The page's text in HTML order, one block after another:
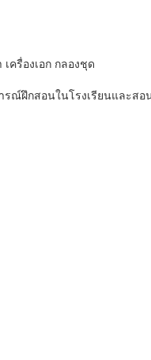
ครื่องเอก กลองชุด
ฝึกสอนในโรงเรียนและสอ